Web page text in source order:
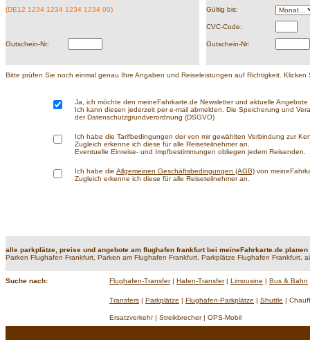
(DE12 1234 1234 1234 1234 00) Gültig bis:
CVC-Code:
Gutschein-Nr: Gutschein-Nr:
Bitte prüfen Sie noch einmal genau Ihre Angaben und Reiseleistungen auf Richtigkeit.
Ja, ich möchte den meineFahrkarte.de Newsletter und aktuelle
Ich kann diesen jederzeit per e-mail abmelden. Die Speicherung und
der Datenschutzgrundverordnung (DSGVO)
Ich habe die Tarifbedingungen der von mir gewählten Verbindung zur
Zugleich erkenne ich diese für alle Reiseteilnehmer an.
Eventuelle Einreise- und Impfbestimmungen obliegen jedem Reisenden.
Ich habe die Allgemeinen Geschäftsbedingungen (AGB) von
Zugleich erkenne ich diese für alle Reiseteilnehmer an.
alle parkplätze, preise und angebote am flughafen frankfurt bei meineFahrkarte.de
Parken Flughafen Frankfurt, Parken am Flughafen Frankfurt, Parkplätze Flughafen Frankfurt,
Suche nach: Flughafen-Transfer| Hafen-Transfer| Limousine | Bus & Bahn
Transfers | Parkplätze | Flughafen-Parkplätze | Shuttle |
Ersatzverkehr | Streikbrecher | OPS-Mobil